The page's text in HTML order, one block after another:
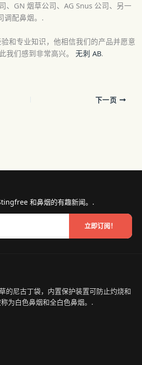
、GN 烟草公司、AG Snus 公司、另一
调配鼻烟。.
和专业知识，他相信我们的产品并愿意
我们感到非常高兴。 无刺 AB.
下一页
和鼻烟的有趣新闻。.
立即订阅！
的尼古丁袋，内置保护装置可防止灼烧和
为白色鼻烟和全白色鼻烟。.